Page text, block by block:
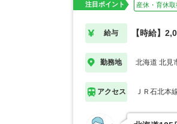
注目ポイント 産休・育休
給与 【時給】
勤務地 北海道 北見
アクセス ＪＲ石北本